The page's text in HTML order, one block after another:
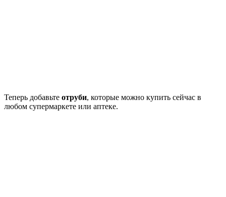
Теперь добавьте отруби, которые можно купить сейчас в
любом супермаркете или аптеке.